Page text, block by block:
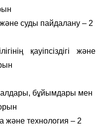
суды пайдалану – 2
қауіпсіздігі және
бұйымдары мен
және технология – 2